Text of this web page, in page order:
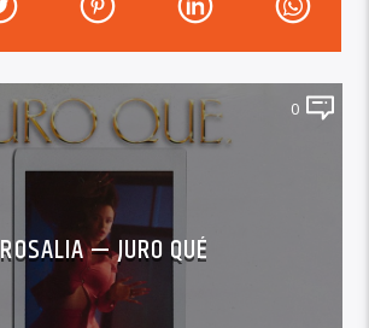
0
ROSALIA — JURO QUÉ